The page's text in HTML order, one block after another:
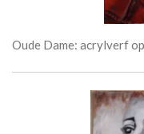
Oude Dame: acrylverf